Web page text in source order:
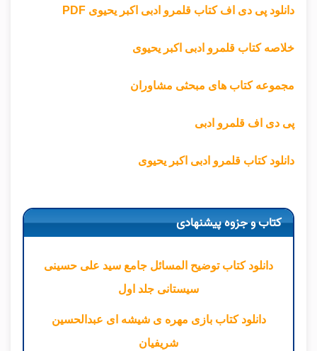
دانلود پی دی اف کتاب قلمرو ادبی اکبر یحیوی PDF
خلاصه کتاب قلمرو ادبی اکبر یحیوی
مجموعه کتاب های مبحثی مشاوران
پی دی اف قلمرو ادبی
دانلود کتاب قلمرو ادبی اکبر یحیوی
کتاب و جزوه پیشنهادی
دانلود کتاب توضیح المسائل جامع سید علی حسینی
سیستانی جلد اول
دانلود کتاب بازی مهره ی شیشه ای عبدالحسین
شریفیان